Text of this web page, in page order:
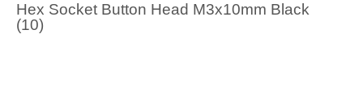
Hex Socket Button Head M3x10mm Black
(10)